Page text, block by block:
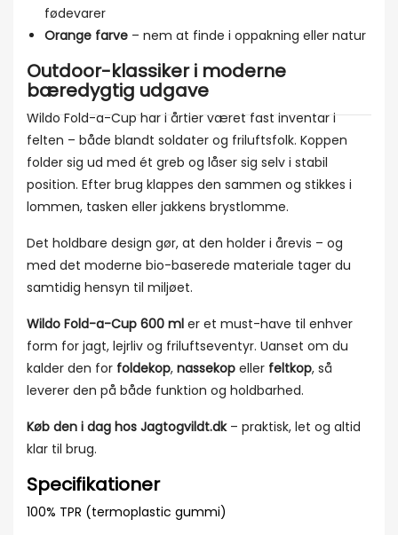
fødevarer
Orange farve – nem at finde i oppakning eller natur
Outdoor-klassiker i moderne
bæredygtig udgave
Wildo Fold-a-Cup har i årtier været fast inventar i
felten – både blandt soldater og friluftsfolk. Koppen
folder sig ud med ét greb og låser sig selv i stabil
position. Efter brug klappes den sammen og stikkes i
lommen, tasken eller jakkens brystlomme.
Det holdbare design gør, at den holder i årevis – og
med det moderne bio-baserede materiale tager du
samtidig hensyn til miljøet.
Wildo Fold-a-Cup 600 ml er et must-have til enhver
form for jagt, lejrliv og friluftseventyr. Uanset om du
kalder den for foldekop, nassekop eller feltkop, så
leverer den på både funktion og holdbarhed.
Køb den i dag hos Jagtogvildt.dk– praktisk, let og altid
klar til brug.
Specifikationer
100% TPR (termoplastic gummi)